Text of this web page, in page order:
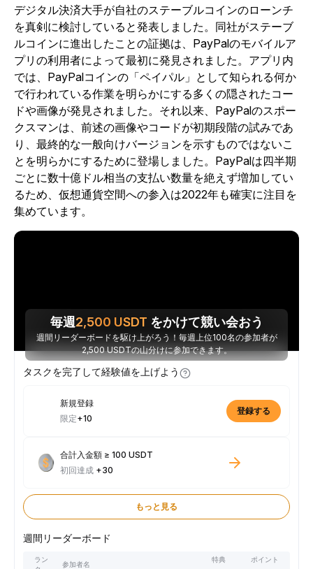
デジタル決済大手が自社のステーブルコインのローンチ
を真剣に検討していると発表しました。同社がステーブ
ルコインに進出したことの証拠は、PayPalのモバイルア
プリの利用者によって最初に発見されました。アプリ内
では、PayPalコインの「ペイパル」として知られる何か
で行われている作業を明らかにする多くの隠されたコー
ドや画像が発見されました。それ以来、PayPalのスポー
クスマンは、前述の画像やコードが初期段階の試みであ
り、最終的な一般向けバージョンを示すものではないこ
とを明らかにするために登場しました。PayPalは四半期
ごとに数十億ドル相当の支払い数量を絶えず増加してい
るため、仮想通貨空間への参入は2022年も確実に注目を
集めています。
毎週2,500 USDT をかけて競い会おう
週間リーダーボードを駆け上がろう！毎週上位100名の参加者が
2,500 USDTの山分けに参加できます。
タスクを完了して経験値を上げよう
新規登録
限定+10
登録する
合計入金額 ≥ 100 USDT
初回達成 +30
もっと見る
週間リーダーボード
ラン
参加者名
特典 ポイント